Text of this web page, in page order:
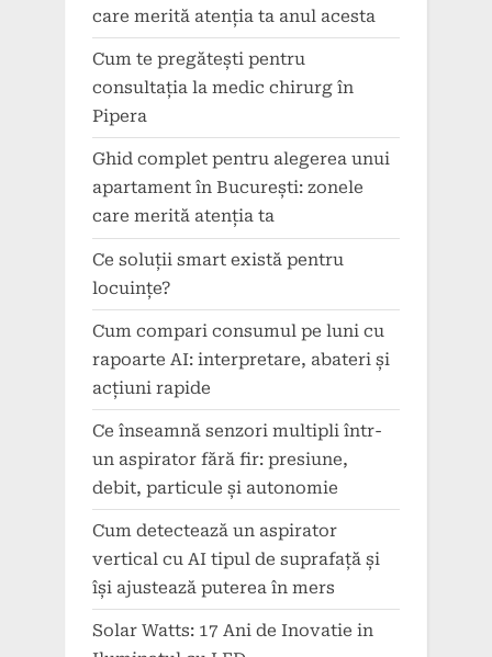
care merită atenția ta anul acesta
Cum te pregătești pentru
consultația la medic chirurg în
Pipera
Ghid complet pentru alegerea unui
apartament în București: zonele
care merită atenția ta
Ce soluții smart există pentru
locuințe?
Cum compari consumul pe luni cu
rapoarte AI: interpretare, abateri și
acțiuni rapide
Ce înseamnă senzori multipli într-
un aspirator fără fir: presiune,
debit, particule și autonomie
Cum detectează un aspirator
vertical cu AI tipul de suprafață și
își ajustează puterea în mers
Solar Watts: 17 Ani de Inovatie in